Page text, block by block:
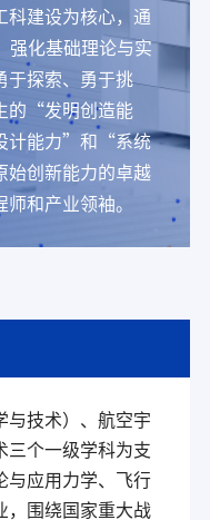
建设为核心，通
化基础理论与实
于探索、勇于挑
的“发明创造能
计能力”和“系统
创新能力的卓越
和产业领袖。
与技术）、航空宇
三个一级学科为支
与应用力学、飞行
，围绕国家重大战